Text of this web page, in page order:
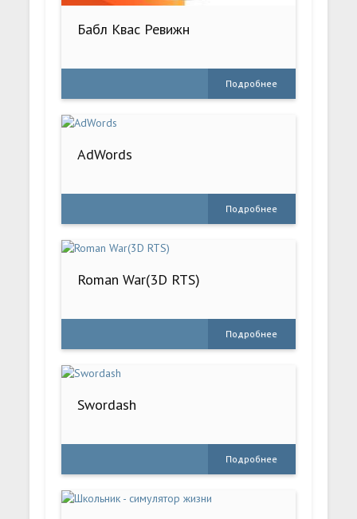
Бабл Квас Ревижн
Подробнее
AdWords
Подробнее
Roman War(3D RTS)
Подробнее
Swordash
Подробнее